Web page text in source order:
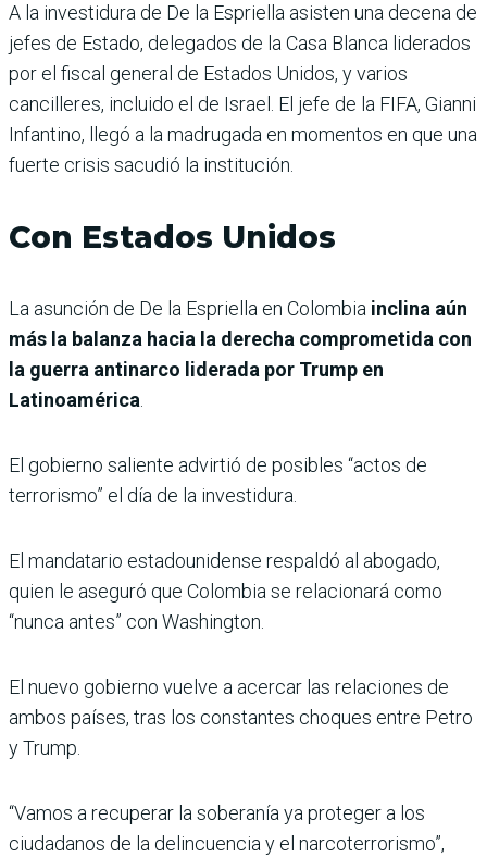
A la investidura de De la Espriella asisten una decena de
jefes de Estado, delegados de la Casa Blanca liderados
por el fiscal general de Estados Unidos, y varios
cancilleres, incluido el de Israel. El jefe de la FIFA, Gianni
Infantino, llegó a la madrugada en momentos en que una
fuerte crisis sacudió la institución.
Con Estados Unidos
La asunción de De la Espriella en Colombia inclina aún
más la balanza hacia la derecha comprometida con
la guerra antinarco liderada por Trump en
Latinoamérica
El gobierno saliente advirtió de posibles “actos de
terrorismo” el día de la investidura.
El mandatario estadounidense respaldó al abogado,
quien le aseguró que Colombia se relacionará como
“nunca antes” con Washington.
El nuevo gobierno vuelve a acercar las relaciones de
ambos países, tras los constantes choques entre Petro
y Trump.
“Vamos a recuperar la soberanía ya proteger a los
ciudadanos de la delincuencia y el narcoterrorismo”,